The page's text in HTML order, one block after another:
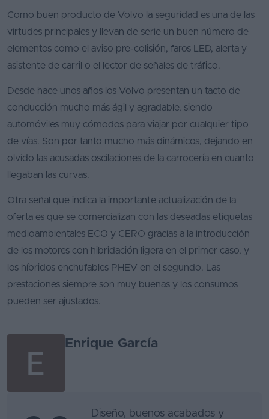
Híbridos
Asistente
Foro
de
opiniones
Guías
de
compra
Comparador
Favoritos
Concesionarios
Vender
coche
Ventas
coches
Como buen producto de Volvo la seguridad es una de las
virtudes principales y llevan de serie un buen número de
elementos como el aviso pre-colisión, faros LED, alerta y
asistente de carril o el lector de señales de tráfico.
Desde hace unos años los Volvo presentan un tacto de
conducción mucho más ágil y agradable, siendo
automóviles muy cómodos para viajar por cualquier tipo
de vías. Son por tanto mucho más dinámicos, dejando en
olvido las acusadas oscilaciones de la carrocería en cuanto
llegaban las curvas.
Otra señal que indica la importante actualización de la
oferta es que se comercializan con las deseadas etiquetas
medioambientales ECO y CERO gracias a la introducción
de los motores con hibridación ligera en el primer caso, y
los híbridos enchufables PHEV en el segundo. Las
prestaciones siempre son muy buenas y los consumos
pueden ser ajustados.
Enrique García
Diseño, buenos acabados y